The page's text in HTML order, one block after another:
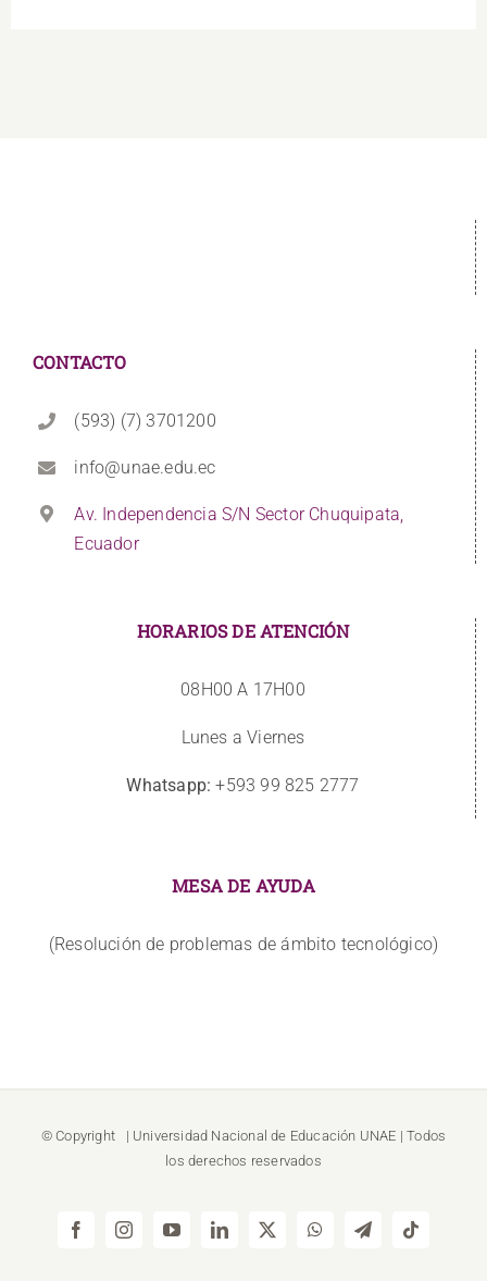
CONTACTO
(593) (7) 3701200
info@unae.edu.ec
Av. Independencia S/N Sector Chuquipata,
Ecuador
HORARIOS DE ATENCIÓN
08H00 A 17H00
Lunes a Viernes
Whatsapp: +593 99 825 2777
MESA DE AYUDA
(Resolución de problemas de ámbito tecnológico)
© Copyright | Universidad Nacional de Educación UNAE | Todos
los derechos reservados
FacebookInstagramYouTubeLinkedIn
X WhatsAppTelegramTiktok